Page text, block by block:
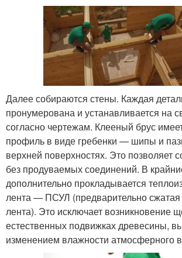
Далее собираются стены. Каждая
пронумерована и устанавливается на
согласно чертежам. Клееный брус
профиль в виде гребенки — шипы и
верхней поверхностях. Это позволяет
без продуваемых соединений. В
дополнительно прокладывается
лента — ПСУЛ (предварительно сжатая
лента). Это исключает возникновение
естественных подвижках древесины,
изменением влажности атмосферного